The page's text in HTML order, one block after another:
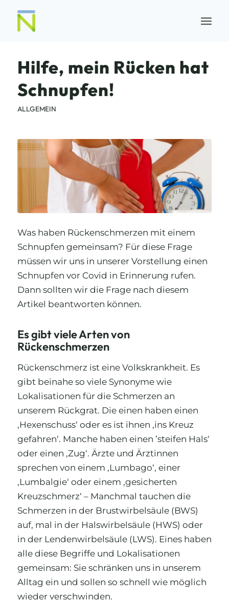
Hilfe, mein Rücken hat
Schnupfen!
ALLGEMEIN
Was haben Rückenschmerzen mit einem
Schnupfen gemeinsam? Für diese Frage
müssen wir uns in unserer Vorstellung einen
Schnupfen vor Covid in Erinnerung rufen.
Dann sollten wir die Frage nach diesem
Artikel beantworten können.
Es gibt viele Arten von
Rückenschmerzen
Rückenschmerz ist eine Volkskrankheit. Es
gibt beinahe so viele Synonyme wie
Lokalisationen für die Schmerzen an
unserem Rückgrat. Die einen haben einen
‚Hexenschuss‘ oder es ist ihnen ‚ins Kreuz
gefahren‘. Manche haben einen ’steifen Hals‘
oder einen ‚Zug‘. Ärzte und Ärztinnen
sprechen von einem ‚Lumbago‘, einer
‚Lumbalgie‘ oder einem ‚gesicherten
Kreuzschmerz‘ – Manchmal tauchen die
Schmerzen in der Brustwirbelsäule (BWS)
auf, mal in der Halswirbelsäule (HWS) oder
in der Lendenwirbelsäule (LWS). Eines haben
alle diese Begriffe und Lokalisationen
gemeinsam: Sie schränken uns in unserem
Alltag ein und sollen so schnell wie möglich
wieder verschwinden.